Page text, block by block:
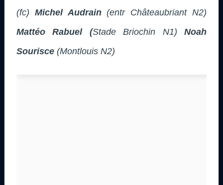
(fc) Michel Audrain(entr Châteaubriant N2)
Mattéo Rabuel (Stade Briochin N1)
Noah
Sourisce (Montlouis N2)